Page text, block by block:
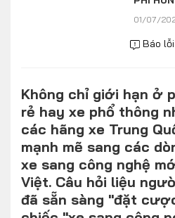
Album ảnh
Video
TRA CỨU XE
HÃNG XE
01/07/
Báo
Không chỉ giới hạn ở
rẻ hay xe phổ thông
các hãng xe Trung
mạnh mẽ sang các
xe sang công nghệ
Việt. Câu hỏi liệu
đã sẵn sàng "đặt